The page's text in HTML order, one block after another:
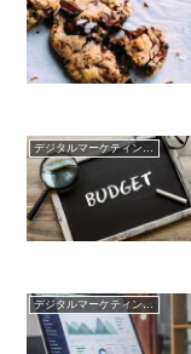
デジタルマーケティング基礎